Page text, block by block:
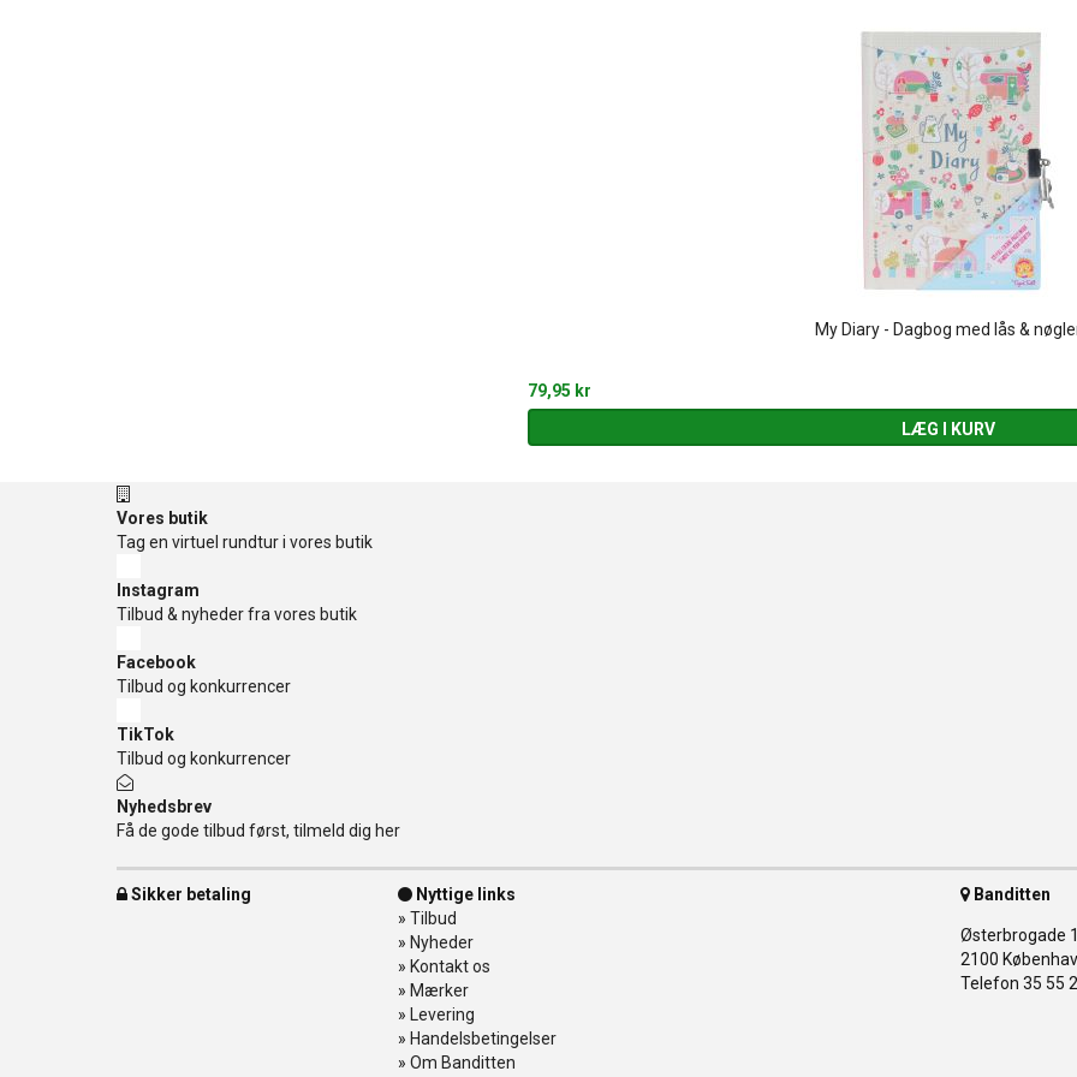
My Diary - Dagbog med lås &
79,95 kr
LÆG I KURV
Vores butik
Tag en virtuel rundtur i vores butik
Instagram
Tilbud & nyheder fra vores butik
Facebook
Tilbud og konkurrencer
TikTok
Tilbud og konkurrencer
Nyhedsbrev
Få de gode tilbud først, tilmeld dig her
Sikker betaling
Nyttige links
» Tilbud
» Nyheder
» Kontakt os
» Mærker
» Levering
» Handelsbetingelser
» Om Banditten
Banditten
Østerbrogade
2100
Telefon 35 55